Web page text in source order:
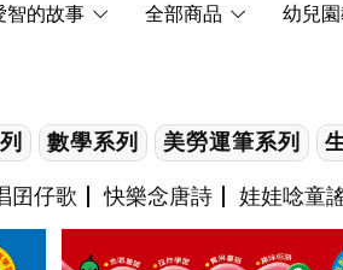
智的故事 全部商品 幼兒
數學系列 美勞運筆系列
囝仔歌 快樂念唐詩 娃娃唸童